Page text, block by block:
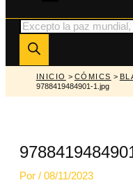
Búsqueda
de
productos
INICIO > CÓMICS >
9788419484901-1.jpg
Por / 08/11/2023